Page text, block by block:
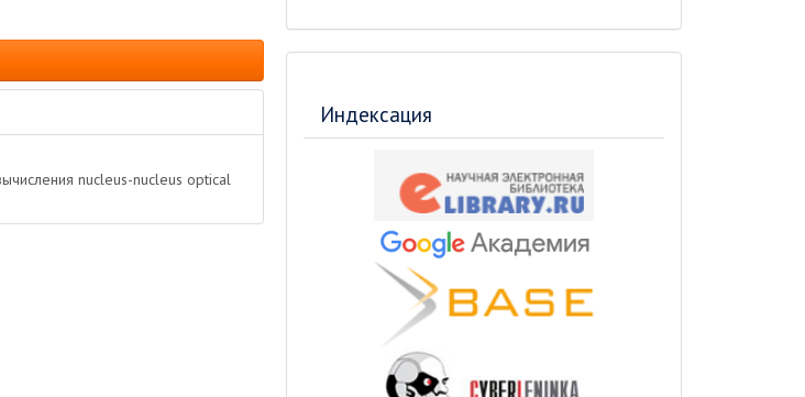
nucleus-nucleus optical
Индексация